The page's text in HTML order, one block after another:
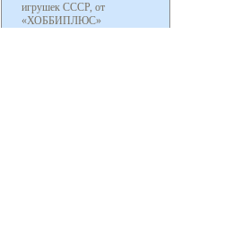
игрушек СССР, от
«ХОББИПЛЮС»